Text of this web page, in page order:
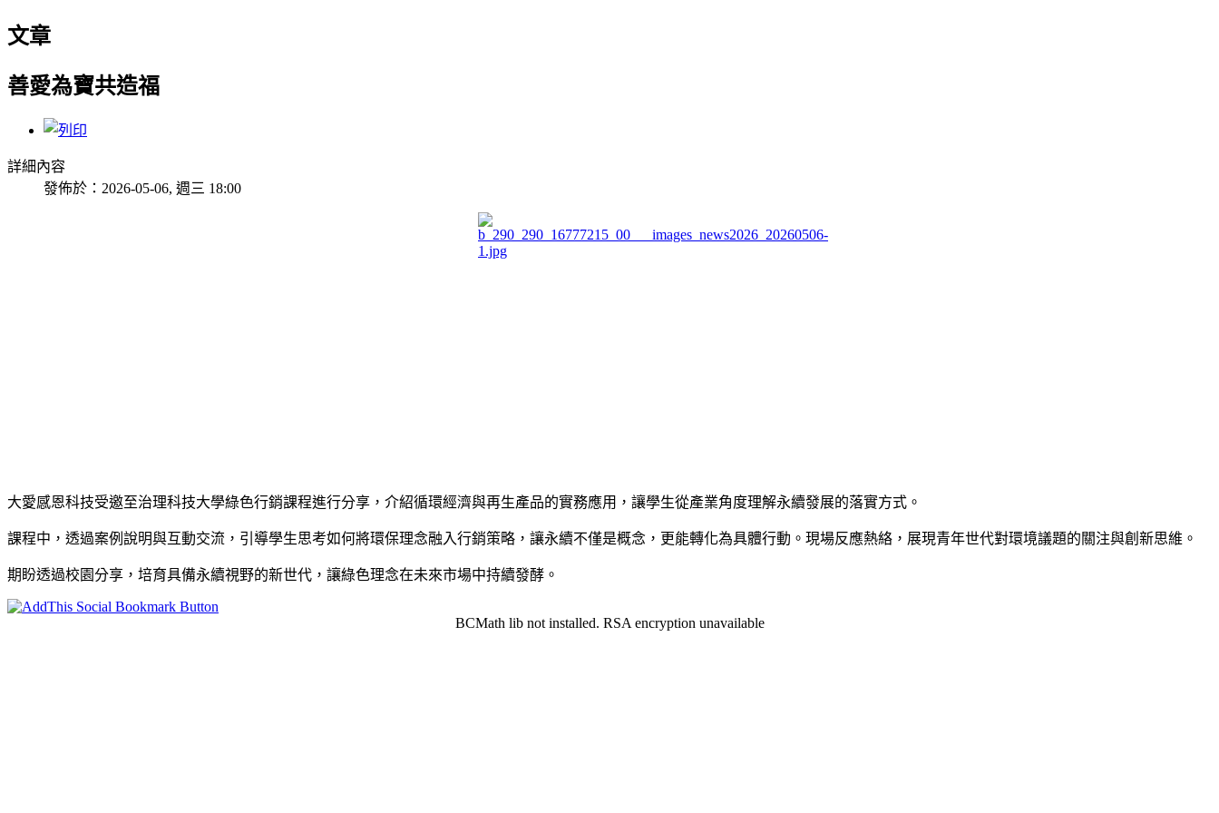
文章
善愛為寶共造福
詳細內容
發佈於：2026-05-06, 週三 18:00
大愛感恩科技受邀至治理科技大學綠色行銷課程進行分享，介紹循環經濟與再生產品的實務應用，讓學生從產業角度理解永續發展的落實方式。
課程中，透過案例說明與互動交流，引導學生思考如何將環保理念融入行銷策略，讓永續不僅是概念，更能轉化為具體行動。現場反應熱絡，展現青年世代對環境議題的關注與創新思維。
期盼透過校園分享，培育具備永續視野的新世代，讓綠色理念在未來市場中持續發酵。
BCMath lib not installed. RSA encryption unavailable